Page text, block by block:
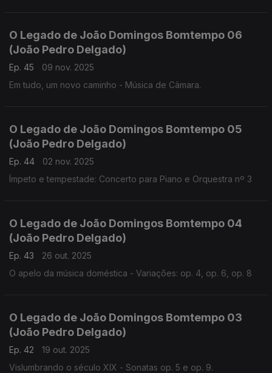
O Legado de João Domingos Bomtempo 06
(João Pedro Delgado)
Ep. 45
09 nov. 2025
Em tudo, um novo caminho - Música de Câmara.
O Legado de João Domingos Bomtempo 05
(João Pedro Delgado)
Ep. 44
02 nov. 2025
Ímpeto e tempestade: Concerto para Piano e Orquestra nº 3
O Legado de João Domingos Bomtempo 04
(João Pedro Delgado)
Ep. 43
26 out. 2025
O apelo da música doméstica - Variações: op. 4, op. 6, op. 8
O Legado de João Domingos Bomtempo 03
(João Pedro Delgado)
Ep. 42
19 out. 2025
Vislumbrando o século XIX - Sonatas op. 5 e op. 9.